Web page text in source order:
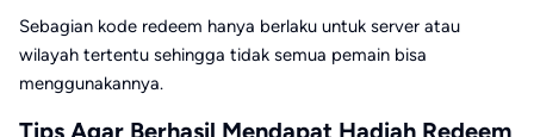
Sebagian kode redeem hanya berlaku untuk server atau
wilayah tertentu sehingga tidak semua pemain bisa
menggunakannya.
Tips Agar Berhasil Mendapat Hadiah Redeem